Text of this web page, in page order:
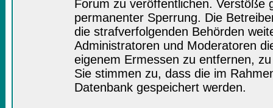
Forum zu veröffentlichen. Verstöße
permanenter Sperrung. Die
die strafverfolgenden Behörden
Administratoren und Moderatoren
eigenem Ermessen zu entfernen,
Sie stimmen zu, dass die im
Datenbank gespeichert werden.